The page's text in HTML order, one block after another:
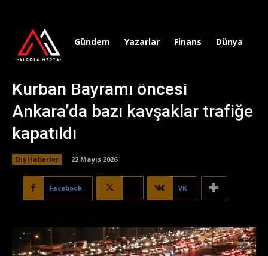
Gündem Yazarlar Finans Dünya
Kurban Bayramı öncesi
Ankara’da bazı kavşaklar trafiğe
kapatıldı
Dış Haberler 22 Mayıs 2026
Facebook VK